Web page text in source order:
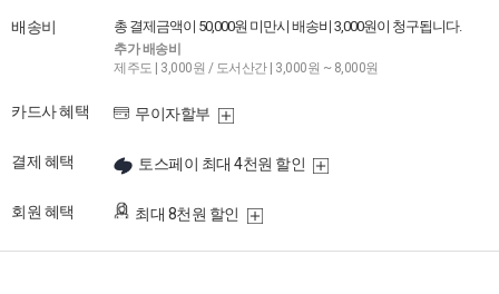
배송비 총 결제금액이 50,000원 미만시 배송비 3,000원이 청구됩니다.
추가 배송비
제주도 | 3,000원 / 도서산간 | 3,000원 ~ 8,000원
카드사 혜택 무이자할부
결제 혜택 토스페이 최대 4천원 할인
회원 혜택 최대 8천원 할인